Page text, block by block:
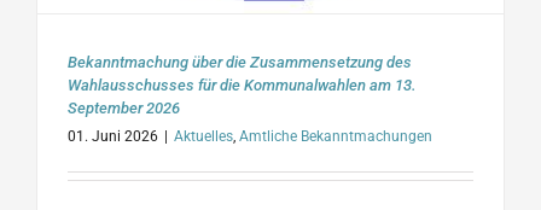
Bekanntmachung über die Zusammensetzung des
Wahlausschusses für die Kommunalwahlen am 13.
September 2026
01. Juni 2026 Aktuelles, Amtliche Bekanntmachungen